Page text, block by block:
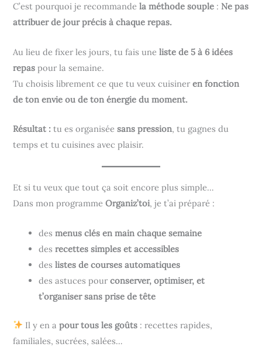
C’est pourquoi je recommandela méthode souple : Ne pas
attribuer de jour précis à chaque repas.
Au lieu de fixer les jours, tu fais uneliste de 5 à 6 idées
repas pour la semaine.
Tu choisis librement ce que tu veux cuisineren fonction
de ton envie ou de ton énergie du moment.
Résultat : tu es organiséesans pression, tu gagnes du
temps et tu cuisines avec plaisir.
Et si tu veux que tout ça soit encore plus simple…
Dans mon programmeOrganiz’toi, je t’ai préparé :
desmenus clés en main chaque semaine
desrecettes simples et accessibles
deslistes de courses automatiques
des astuces pourconserver, optimiser, et
t’organiser sans prise de tête
Il y en apour tous les goûts : recettes rapides,
familiales, sucrées, salées…